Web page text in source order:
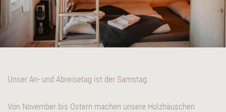
Unser An- und Abreisetag ist der Samstag.
Von November bis Ostern machen unsere Holzhäuschen